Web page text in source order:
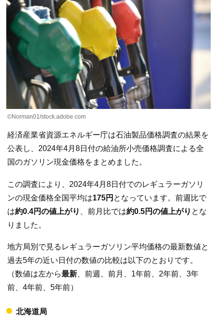
©Norman01/stock.adobe.com
経済産業省資源エネルギー庁は石油製品価格調査の結果を
公表し、2024年4月8日付の給油所小売価格調査による全
国のガソリン現金価格をまとめました。
この調査により、2024年4月8日付でのレギュラーガソリ
ンの現金価格全国平均は175円 となっています。前週比で
は約0.4円の値上がり 、前月比では約0.5円の値上がり とな
りました。
地方局別で見るレギュラーガソリン平均価格の最新数値と
過去5年の近い日付の数値の比較は以下のとおりです。
（数値は左から最新 、前週、前月、1年前、2年前、3年
前、4年前、5年前）
北海道局